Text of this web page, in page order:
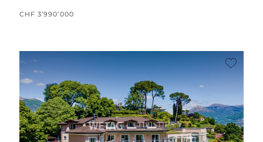
CHF 3’990’000